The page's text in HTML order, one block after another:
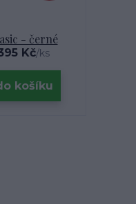
- černé
Kč/ks
košíku